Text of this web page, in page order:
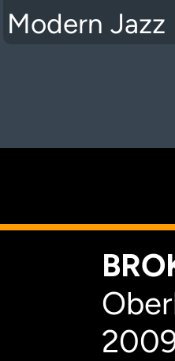
Modern Jazz